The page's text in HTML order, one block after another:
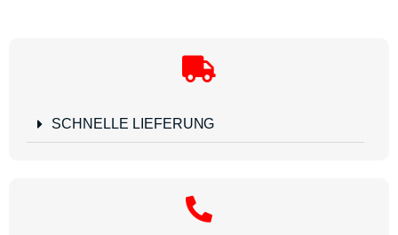
SCHNELLE LIEFERUNG